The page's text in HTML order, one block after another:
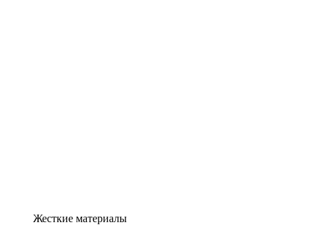
Жесткие материалы